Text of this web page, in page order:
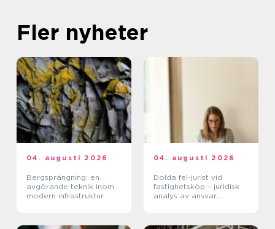
Fler nyheter
04. augusti 2026
Bergsprängning: en
avgörande teknik inom
modern infrastruktur
04. augusti 2026
Dolda fel-jurist vid
fastighetsköp – juridisk
analys av ansvar,